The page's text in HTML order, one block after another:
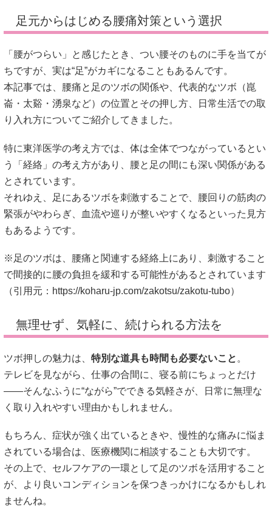
足元からはじめる腰痛対策という選択
「腰がつらい」と感じたとき、つい腰そのものに手を当てが
ちですが、実は“足”がカギになることもあるんです。
本記事では、腰痛と足のツボの関係や、代表的なツボ（崑
崙・太谿・湧泉など）の位置とその押し方、日常生活での取
り入れ方についてご紹介してきました。
特に東洋医学の考え方では、体は全体でつながっているとい
う「経絡」の考え方があり、腰と足の間にも深い関係がある
とされています。
それゆえ、足にあるツボを刺激することで、腰回りの筋肉の
緊張がやわらぎ、血流や巡りが整いやすくなるといった見方
もあるようです。
※足のツボは、腰痛と関連する経絡上にあり、刺激すること
で間接的に腰の負担を緩和する可能性があるとされています
（引用元： https://koharu-jp.com/zakotsu/zakotu-tubo）
無理せず、気軽に、続けられる方法を
ツボ押しの魅力は、 特別な道具も時間も必要ないこと 。
テレビを見ながら、仕事の合間に、寝る前にちょっとだけ
――そんなふうに“ながら”でできる気軽さが、日常に無理な
く取り入れやすい理由かもしれません。
もちろん、症状が強く出ているときや、慢性的な痛みに悩ま
されている場合は、医療機関に相談することも大切です。
その上で、セルフケアの一環として足のツボを活用すること
が、より良いコンディションを保つきっかけになるかもしれ
ませんね。